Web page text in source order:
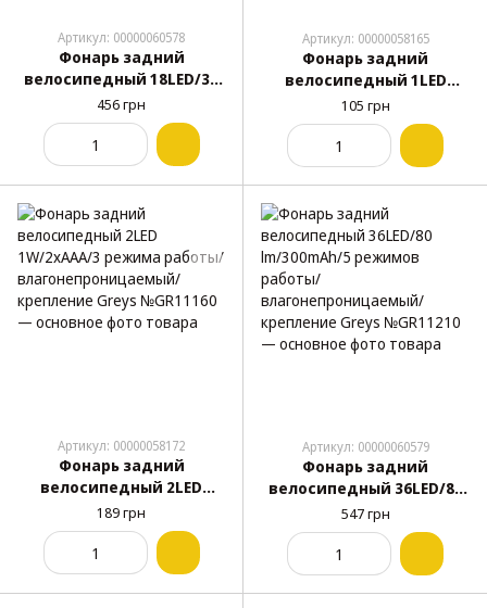
Артикул: 00000060578
Фонарь задний
велосипедный 18LED/35
lm/260mAh/6 режимов
работы/
влагонепроницаемый/
крепление Greys
№GR11190
456 грн
Артикул: 00000058165
Фонарь задний
велосипедный 1LED
0.5W/2xCR2032/3 режима
работы/
влагонепроницаемый/
крепление Greys
№GR10150
105 грн
Артикул: 00000058172
Фонарь задний
велосипедный 2LED
1W/2xAAA/3 режима
работы/
влагонепроницаемый/
крепление Greys
№GR11160
189 грн
Артикул: 00000060579
Фонарь задний
велосипедный 36LED/80
lm/300mAh/5 режимов
работы/
влагонепроницаемый/
крепление Greys
№GR11210
547 грн